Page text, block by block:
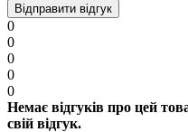
Відправити відгук
0
0
0
0
0
Немає відгуків про цей
свій відгук.